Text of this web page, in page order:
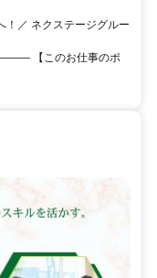
！／ ネクステージグルー
このお仕事のポ